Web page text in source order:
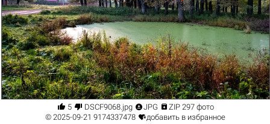
 5  DSCF9068.jpg JPG  ZIP 297 фото
© 2025-09-21 9174337478 добавить в избранное